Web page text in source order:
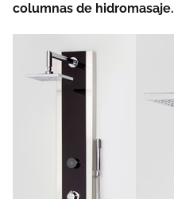
columnas de hidromasaje.